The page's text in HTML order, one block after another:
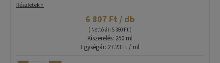
Részletek »
6 807 Ft / db
( Nettó ár: 5 360 Ft )
Kiszerelés: 250 ml
Egységár: 27.23 Ft / ml